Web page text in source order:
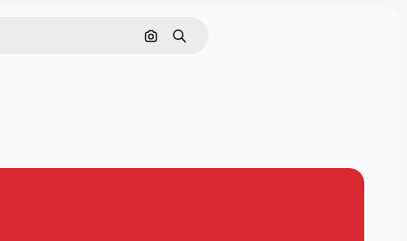
Nach Bild suchen
Suchen